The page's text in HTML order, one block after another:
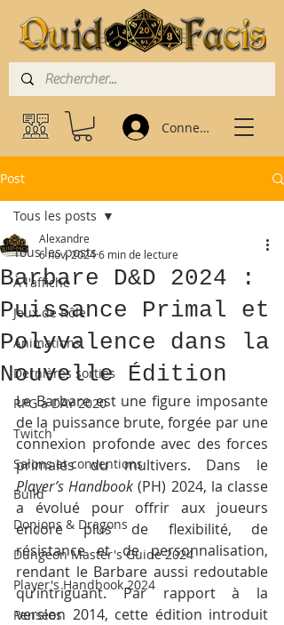
Connexion
Post
Tous les posts
À l'affiche
Jeux de Rôle
Animations
Dernières sorties
RPG a DAY 2020
Twitch
Salons et conventions
Build
Donjons & Dragons
Dungeon Master's Guide 2024
Player's Handbook 2024
Pensées
Tous les posts
Barbare D&D 2024 :
Puissance Primal et
Polyvalence dans la
Nouvelle Édition
Alexandre
6 nov. 20246 min de lecture
Le Barbare est une figure imposante
de la puissance brute, forgée par une
connexion profonde avec des forces
Player’s Handbook (PH) 2024, la classe
a évolué pour offrir aux joueurs
encore plus de flexibilité, de
résistance et de personnalisation,
rendant le Barbare aussi redoutable
qu’intriguant. Par rapport à la
version 2014, cette édition introduit